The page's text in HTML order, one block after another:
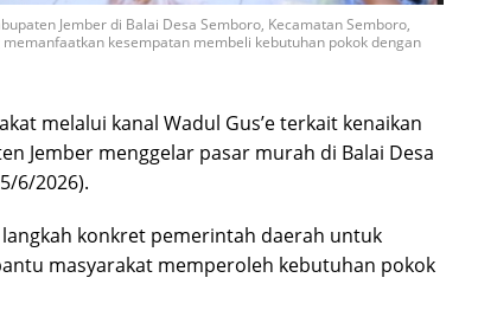
Jember di Balai Desa Semboro, Kecamatan Semboro,
kesempatan membeli kebutuhan pokok dengan
melalui kanal Wadul Gus’e terkait kenaikan
Jember menggelar pasar murah di Balai Desa
6/2026).
konkret pemerintah daerah untuk
masyarakat memperoleh kebutuhan pokok